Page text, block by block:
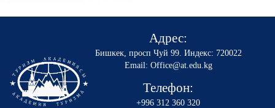
Адрес:
Бишкек, просп Чуй 99. Индекс: 720022
Email: Office@at.edu.kg
Телефон:
+996 312 360 320